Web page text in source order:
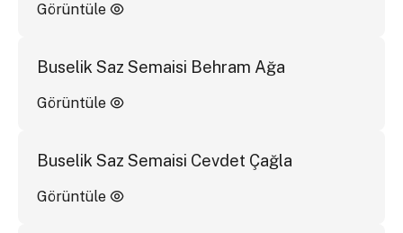
Görüntüle
Buselik Saz Semaisi Behram Ağa
Görüntüle
Buselik Saz Semaisi Cevdet Çağla
Görüntüle